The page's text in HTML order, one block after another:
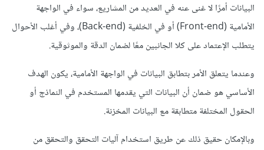
البيانات أمرًا لا غنى عنه في العديد من المشاريع، سواء في الواجهة
الأمامية (Front-end) أو في الخلفية (Back-end)، وفي أغلب الأحوال
يتطلب الإعتماد على كلا الجانبين معًا لضمان الدقة والموثوقية.
وعندما يتعلق الأمر بتطابق البيانات في الواجهة الأمامية، يكون الهدف
الأساسي هو ضمان أن البيانات التي يقدمها المستخدم في النماذج أو
الحقول المختلفة متطابقة مع البيانات المخزنة.
وبالإمكان حقيق ذلك عن طريق استخدام آليات التحقق والتحقق من